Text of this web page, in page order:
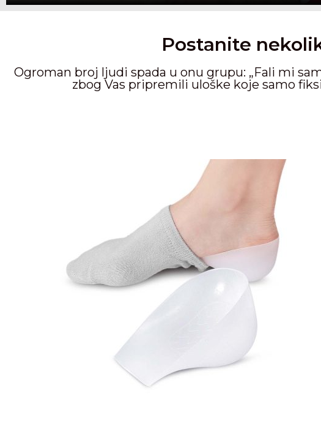
Postanite
Ogroman broj ljudi spada u onu grupu: „Fali mi
zbog Vas pripremili uloške koje samo